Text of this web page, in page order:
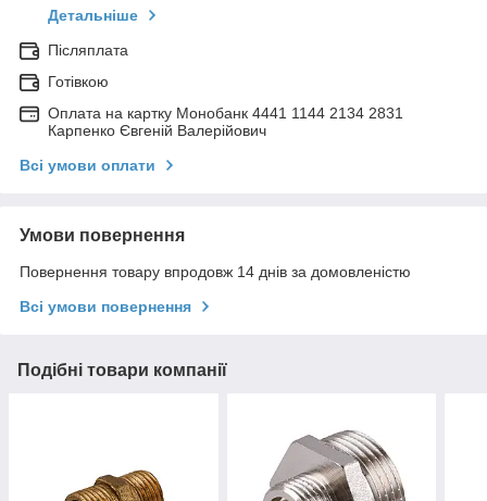
Детальніше
Післяплата
Готівкою
Оплата на картку Монобанк 4441 1144 2134 2831
Карпенко Євгеній Валерійович
Всі умови оплати
Умови повернення
Повернення товару впродовж 14 днів за домовленістю
Всі умови повернення
Подібні товари компанії